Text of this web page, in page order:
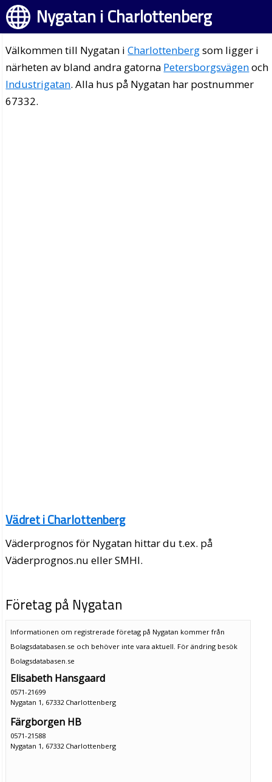
Nygatan i Charlottenberg
Välkommen till Nygatan iCharlottenbergsom ligger i
närheten av bland andra gatorna Petersborgsvägenoch
Industrigatan. Alla hus på Nygatan har postnummer
67332.
Vädret i Charlottenberg
Väderprognos för Nygatan hittar du t.ex. på
Väderprognos.nu eller SMHI.
Företag på Nygatan
Informationen om registrerade företag på Nygatan kommer från
Bolagsdatabasen.se och behöver inte vara aktuell. För ändring besök
Bolagsdatabasen.se
Elisabeth Hansgaard
0571-21699
Nygatan 1, 67332 Charlottenberg
Färgborgen HB
0571-21588
Nygatan 1, 67332 Charlottenberg